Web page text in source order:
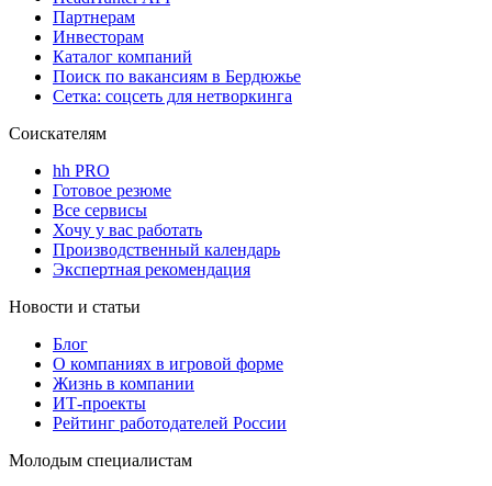
Партнерам
Инвесторам
Каталог компаний
Поиск по вакансиям в Бердюжье
Сетка: соцсеть для нетворкинга
Соискателям
hh PRO
Готовое резюме
Все сервисы
Хочу у вас работать
Производственный календарь
Экспертная рекомендация
Новости и статьи
Блог
О компаниях в игровой форме
Жизнь в компании
ИТ-проекты
Рейтинг работодателей России
Молодым специалистам